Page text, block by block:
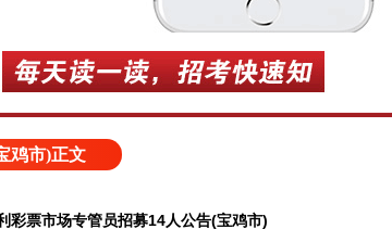
鸡市)正文
彩票市场专管员招募14人公告(宝鸡市)